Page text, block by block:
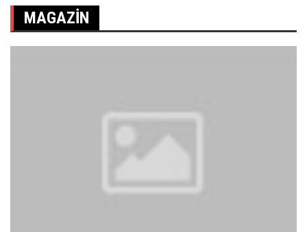
MAGAZIN